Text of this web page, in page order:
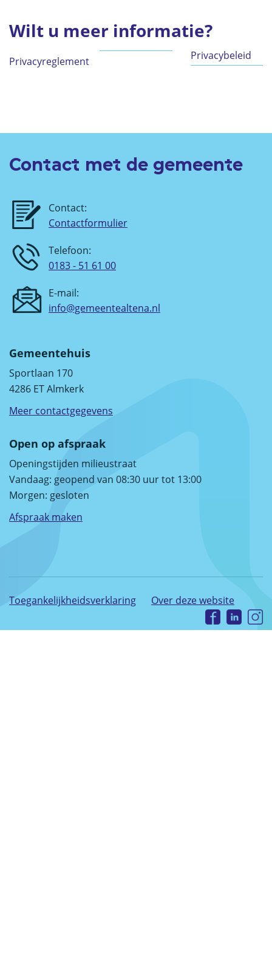
Wilt u meer informatie?
Privacyreglement Privacybeleid
Contact met de gemeente
Contact:
Contactformulier
Telefoon:
0183 - 51 61 00
E-mail:
info@gemeentealtena.nl
Gemeentehuis
Sportlaan 170
4286 ET Almkerk
Meer contactgegevens
Open op afspraak
Openingstijden milieustraat
Vandaag: geopend van 08:30 uur tot 13:00
Morgen: gesloten
Afspraak maken
Toegankelijkheidsverklaring Over deze website